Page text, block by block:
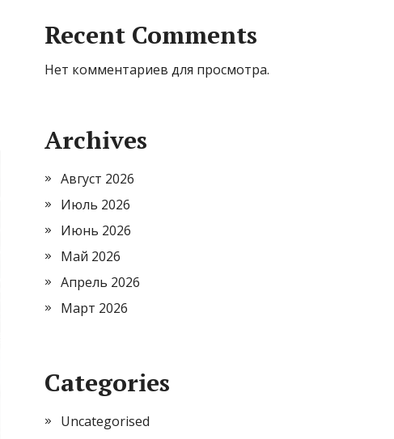
Recent Comments
Нет комментариев для просмотра.
Archives
Август 2026
Июль 2026
Июнь 2026
Май 2026
Апрель 2026
Март 2026
Categories
Uncategorised